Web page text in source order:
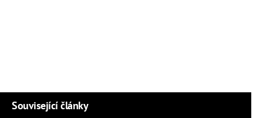
Související články